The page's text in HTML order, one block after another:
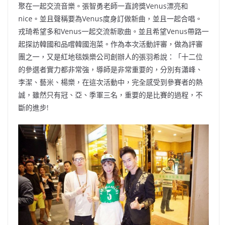
聚在一起交流音樂。張智勇老師一直誇獎Venus漂亮和
nice。並且聲稱要為Venus度身訂做新曲，並且一起合唱。
戎琦希望多和Venus一起交流新歌曲。並且希望Venus帶路一
起探訪韓國和品嚐韓國泡菜。作為本次活動評審，做為評審
團之一，又是紅地毯娛樂公司創辦人的張羽希說：「十二位
的參選者實力都非常強，導師是非常重要的，分別有瀟峰、
李潔、藝米、楊樂，在這次活動中，完全感受到參賽者的熱
誠，雖然只有冠、亞、季軍三名，重要的是比賽的過程，不
斷的進步!